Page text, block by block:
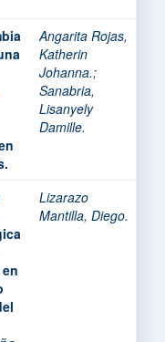
Angarita Rojas,
Katherin
Johanna.;
Sanabria,
Lisanyely
Damille.
Lizarazo
Mantilla, Diego.